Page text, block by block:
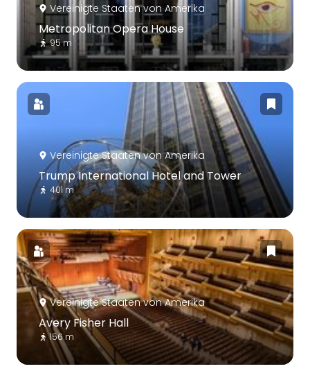
Vereinigte Staaten von Amerika
Metropolitan Opera House
95 m
Vereinigte Staaten von Amerika
Trump International Hotel and Tower
401 m
Vereinigte Staaten von Amerika
Avery Fisher Hall
156 m